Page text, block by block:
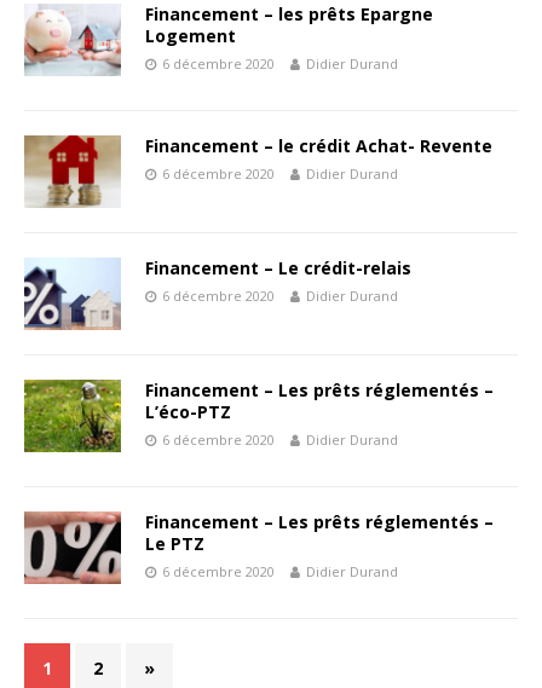
Financement – les prêts Epargne
Logement
6 décembre 2020 Didier Durand
Financement – le crédit Achat- Revente
6 décembre 2020 Didier Durand
Financement – Le crédit-relais
6 décembre 2020 Didier Durand
Financement – Les prêts réglementés –
L’éco-PTZ
6 décembre 2020 Didier Durand
Financement – Les prêts réglementés –
Le PTZ
6 décembre 2020 Didier Durand
1 2 »